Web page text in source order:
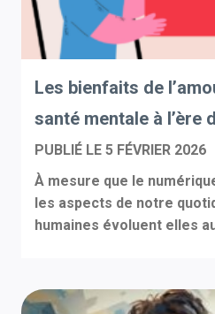
Les bienfaits de
santé mentale à l’ère
PUBLIÉ LE 5 FÉVRIER 2026
À mesure que le
les aspects de notre
humaines évoluent elles